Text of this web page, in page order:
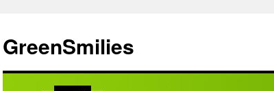
springen
GreenSmilies